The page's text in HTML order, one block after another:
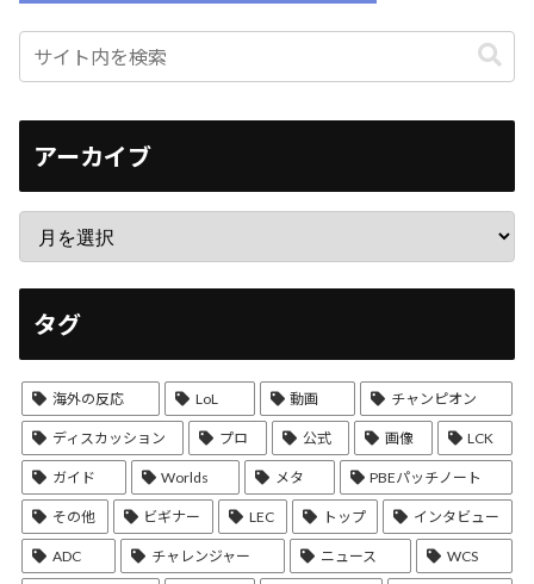
アーカイブ
タグ
海外の反応 LoL 動画 チャンピオン
ディスカッション プロ 公式 画像 LCK
ガイド Worlds メタ PBEパッチノート
その他 ビギナー LEC トップ インタビュー
ADC チャレンジャー ニュース WCS